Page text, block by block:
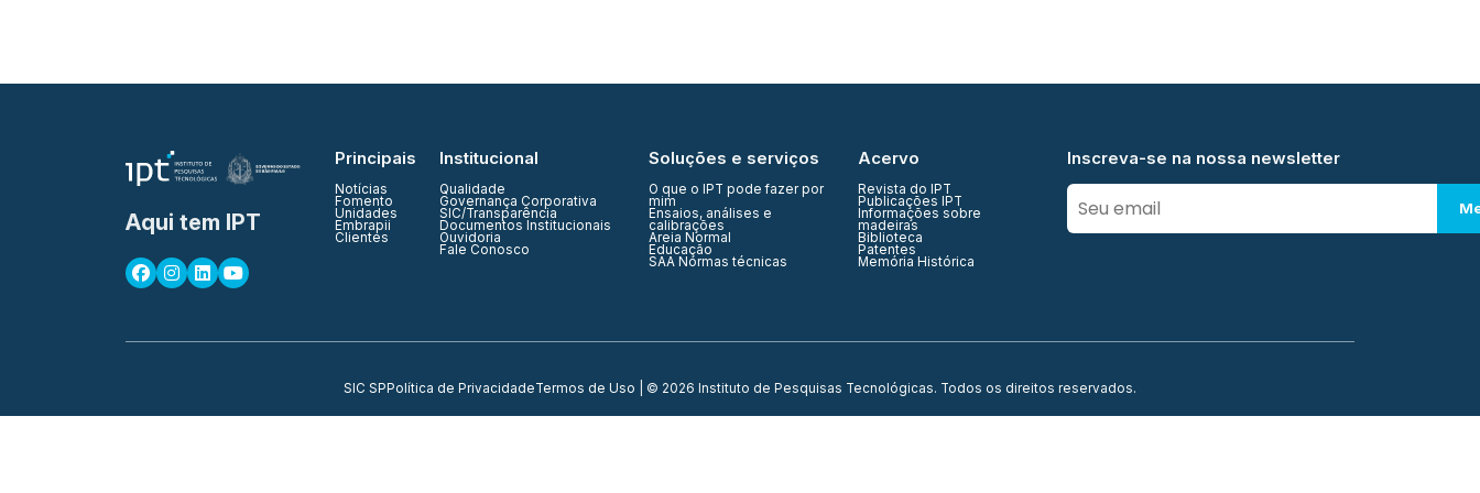
Aqui tem IPT
Principais
Notícias
Fomento
Unidades
Embrapii
Clientes
Institucional
Qualidade
Governança Corporativa
SIC/Transparência
Documentos Institucionais
Ouvidoria
Fale Conosco
Soluções e serviços
O que o IPT pode fazer por
mim
Ensaios, análises e
calibrações
Areia Normal
Educação
SAA Normas técnicas
Acervo
Revista do IPT
Publicações IPT
Informações sobre
madeiras
Biblioteca
Patentes
Memória Histórica
Inscreva-se na nossa newsletter
SIC SPPolítica de PrivacidadeTermos de Uso | © 2026 Instituto de Pesquisas Tecnológicas. Todos os direitos reservados.